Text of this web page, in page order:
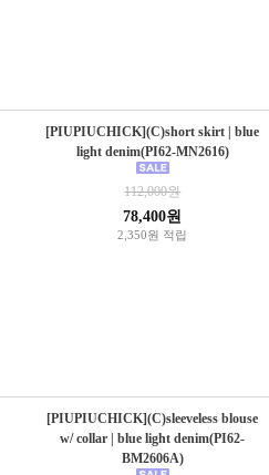
[PIUPIUCHICK](C)short skirt | blue
light denim(PI62-MN2616)
112,000원
78,400원
2,350원 적립
[PIUPIUCHICK](C)sleeveless blouse
w/ collar | blue light denim(PI62-
BM2606A)